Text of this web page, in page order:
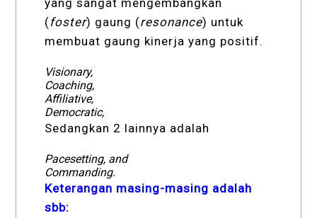
yang sangat mengembangkan
(foster) gaung (resonance) untuk
membuat gaung kinerja yang positif.
Visionary,
Coaching,
Affiliative,
Democratic,
Sedangkan 2 lainnya adalah
Pacesetting, and
Commanding.
Keterangan masing-masing adalah
sbb: